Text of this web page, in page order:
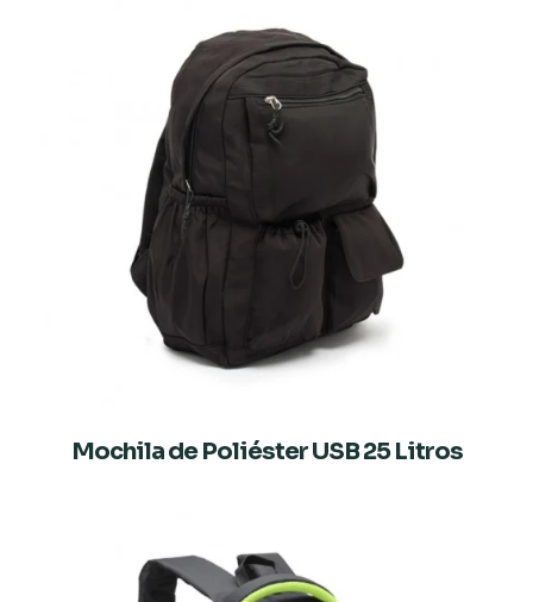
Mochila de Poliéster USB 25 Litros